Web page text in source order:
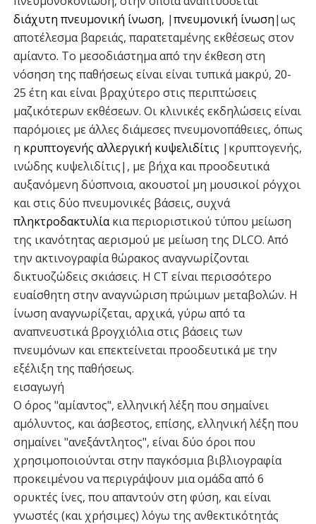
διάχυτη πνευμονική ίνωση, |πνευμονική ίνωση|ως
αποτέλεσμα βαρειάς, παρατεταμένης εκθέσεως στον
αμίαντο. Το μεσοδιάστημα από την έκθεση στη
νόσηση της παθήσεως είναι είναι τυπικά μακρύ, 20-
25 έτη και είναι βραχύτερο στις περιπτώσεις
μαζικότερων εκθέσεων. Οι κλινικές εκδηλώσεις είναι
παρόμοιες με άλλες διάμεσες πνευμονοπάθειες, όπως
η κρυπτογενής αλλεργική κυψελιδίτις |κρυπτογενής,
ινώδης κυψελιδίτις|, με βήχα και προοδευτικά
αυξανόμενη δύσπνοια, ακουστοί μη μουσικοί ρόγχοι
και στις δύο πνευμονικές βάσεις, συχνά
πληκτροδακτυλίακια περιοριστικού τύπου μείωση
της ικανότητας αερισμού με μείωση της DLCO. Από
την ακτινογραφία θώρακος αναγνωρίζονται
δικτυοζώδεις σκιάσεις. Η CT είναι περισσότερο
ευαίσθητη στην αναγνώριση πρώιμων μεταβολών. Η
ίνωση αναγνωρίζεται, αρχικά, γύρω από τα
αναπνευστικά βρογχιόλια στις βάσεις των
πνευμόνων και επεκτείνεται προοδευτικά με την
εξέλιξη της παθήσεως.
εισαγωγή
Ο όρος "αμίαντος", ελληνική λέξη που σημαίνει
αμόλυντος, και άσβεστος, επίσης, ελληνική λέξη που
σημαίνει "ανεξάντλητος", είναι δύο όροι που
χρησιμοποιούνται στην παγκόσμια βιβλιογραφία
προκειμένου να περιγράψουν μια ομάδα από 6
ορυκτές ίνες, που απαντούν στη φύση, και είναι
γνωστές (και χρήσιμες) λόγω της ανθεκτικότητάς